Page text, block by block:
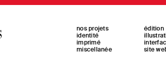
nos projets
édition
identité
imprimé
miscellanée
site